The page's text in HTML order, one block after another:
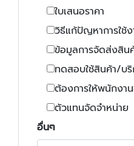
ใบเสนอราคา
วิธีแก้ปัญหาการใช้
ข้อมูลการจัดส่งสิน
ทดสอบใช้สินค้า/บริ
ต้องการให้พนักงา
ตัวแทนจัดจำหน่าย
อื่นๆ